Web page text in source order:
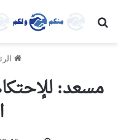
بحث عن
مسعد: